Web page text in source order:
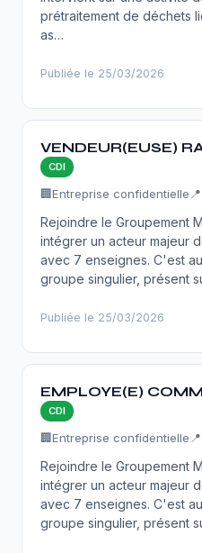
prétraitement de déchets
as…
Publiée le 25/03/2026
VENDEUR(EUSE)
CDI
🏢Entreprise confidentielle
Rejoindre le Groupement
intégrer un acteur majeur
avec 7 enseignes. C'est
groupe singulier, présent
Publiée le 25/03/2026
EMPLOYE(E)
CDI
🏢Entreprise confidentielle
Rejoindre le Groupement
intégrer un acteur majeur
avec 7 enseignes. C'est
groupe singulier, présent